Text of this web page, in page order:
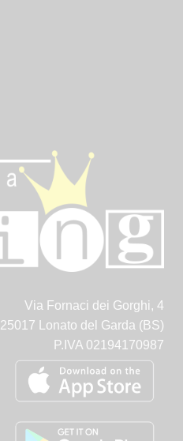
Via Fornaci dei Gorghi, 4
25017 Lonato del Garda (BS)
P.IVA 02194170987